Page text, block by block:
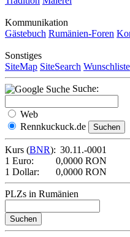
Kommunikation
Gästebuch Rumänien-Foren
Sonstiges
SiteMap SiteSearch Wunschliste
Suche:
Web
Rennkuckuck.de
Kurs (BNR): 30.11.-0001
1 Euro:
0,0000 RON
1 Dollar:
0,0000 RON
PLZs in Rumänien